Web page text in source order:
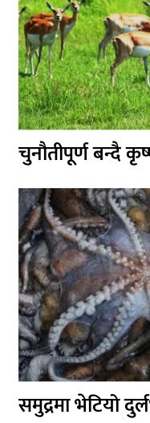
चुनौतीपूर्ण बन्दै
समुद्रमा भेटियो